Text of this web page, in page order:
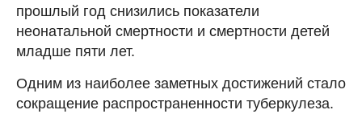
прошлый год снизились показатели
неонатальной смертности и смертности детей
младше пяти лет.
Одним из наиболее заметных достижений стало
сокращение распространенности туберкулеза.